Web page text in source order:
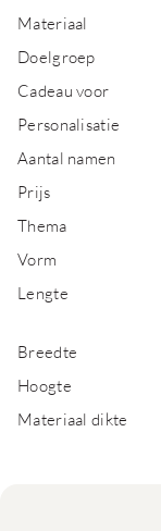
Materiaal
Doelgroep
Cadeau voor
Personalisatie
Aantal namen
Prijs
Thema
Vorm
Lengte
Breedte
Hoogte
Materiaal dikte